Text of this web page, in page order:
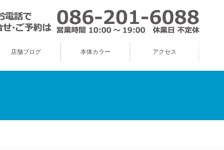
店舗ブログ 本体カラー アクセス